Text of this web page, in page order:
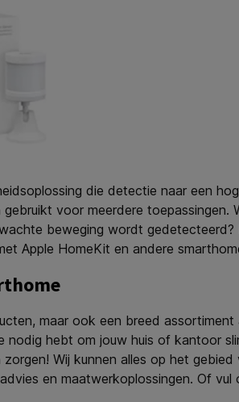
die detectie naar een
voor meerdere
beweging wordt
Apple HomeKit en andere
maar ook een breed
nodig hebt om jouw huis of kantoor
Wij kunnen alles op het
en maatwerkoplossingen. Of